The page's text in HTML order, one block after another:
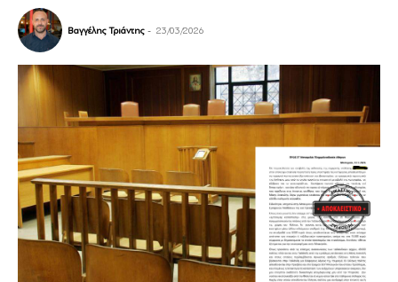
Βαγγέλης Τριάντης - 23/03/2026